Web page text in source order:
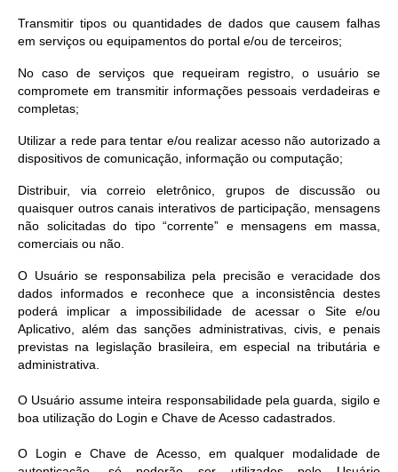
Transmitir tipos ou quantidades de dados que causem falhas
em serviços ou equipamentos do portal e/ou de terceiros;
No caso de serviços que requeiram registro, o usuário se
compromete em transmitir informações pessoais verdadeiras e
completas;
Utilizar a rede para tentar e/ou realizar acesso não autorizado a
dispositivos de comunicação, informação ou computação;
Distribuir, via correio eletrônico, grupos de discussão ou
quaisquer outros canais interativos de participação, mensagens
não solicitadas do tipo “corrente” e mensagens em massa,
comerciais ou não.
O Usuário se responsabiliza pela precisão e veracidade dos
dados informados e reconhece que a inconsistência destes
poderá implicar a impossibilidade de acessar o Site e/ou
Aplicativo, além das sanções administrativas, civis, e penais
previstas na legislação brasileira, em especial na tributária e
administrativa.
O Usuário assume inteira responsabilidade pela guarda, sigilo e
boa utilização do Login e Chave de Acesso cadastrados.
O Login e Chave de Acesso, em qualquer modalidade de